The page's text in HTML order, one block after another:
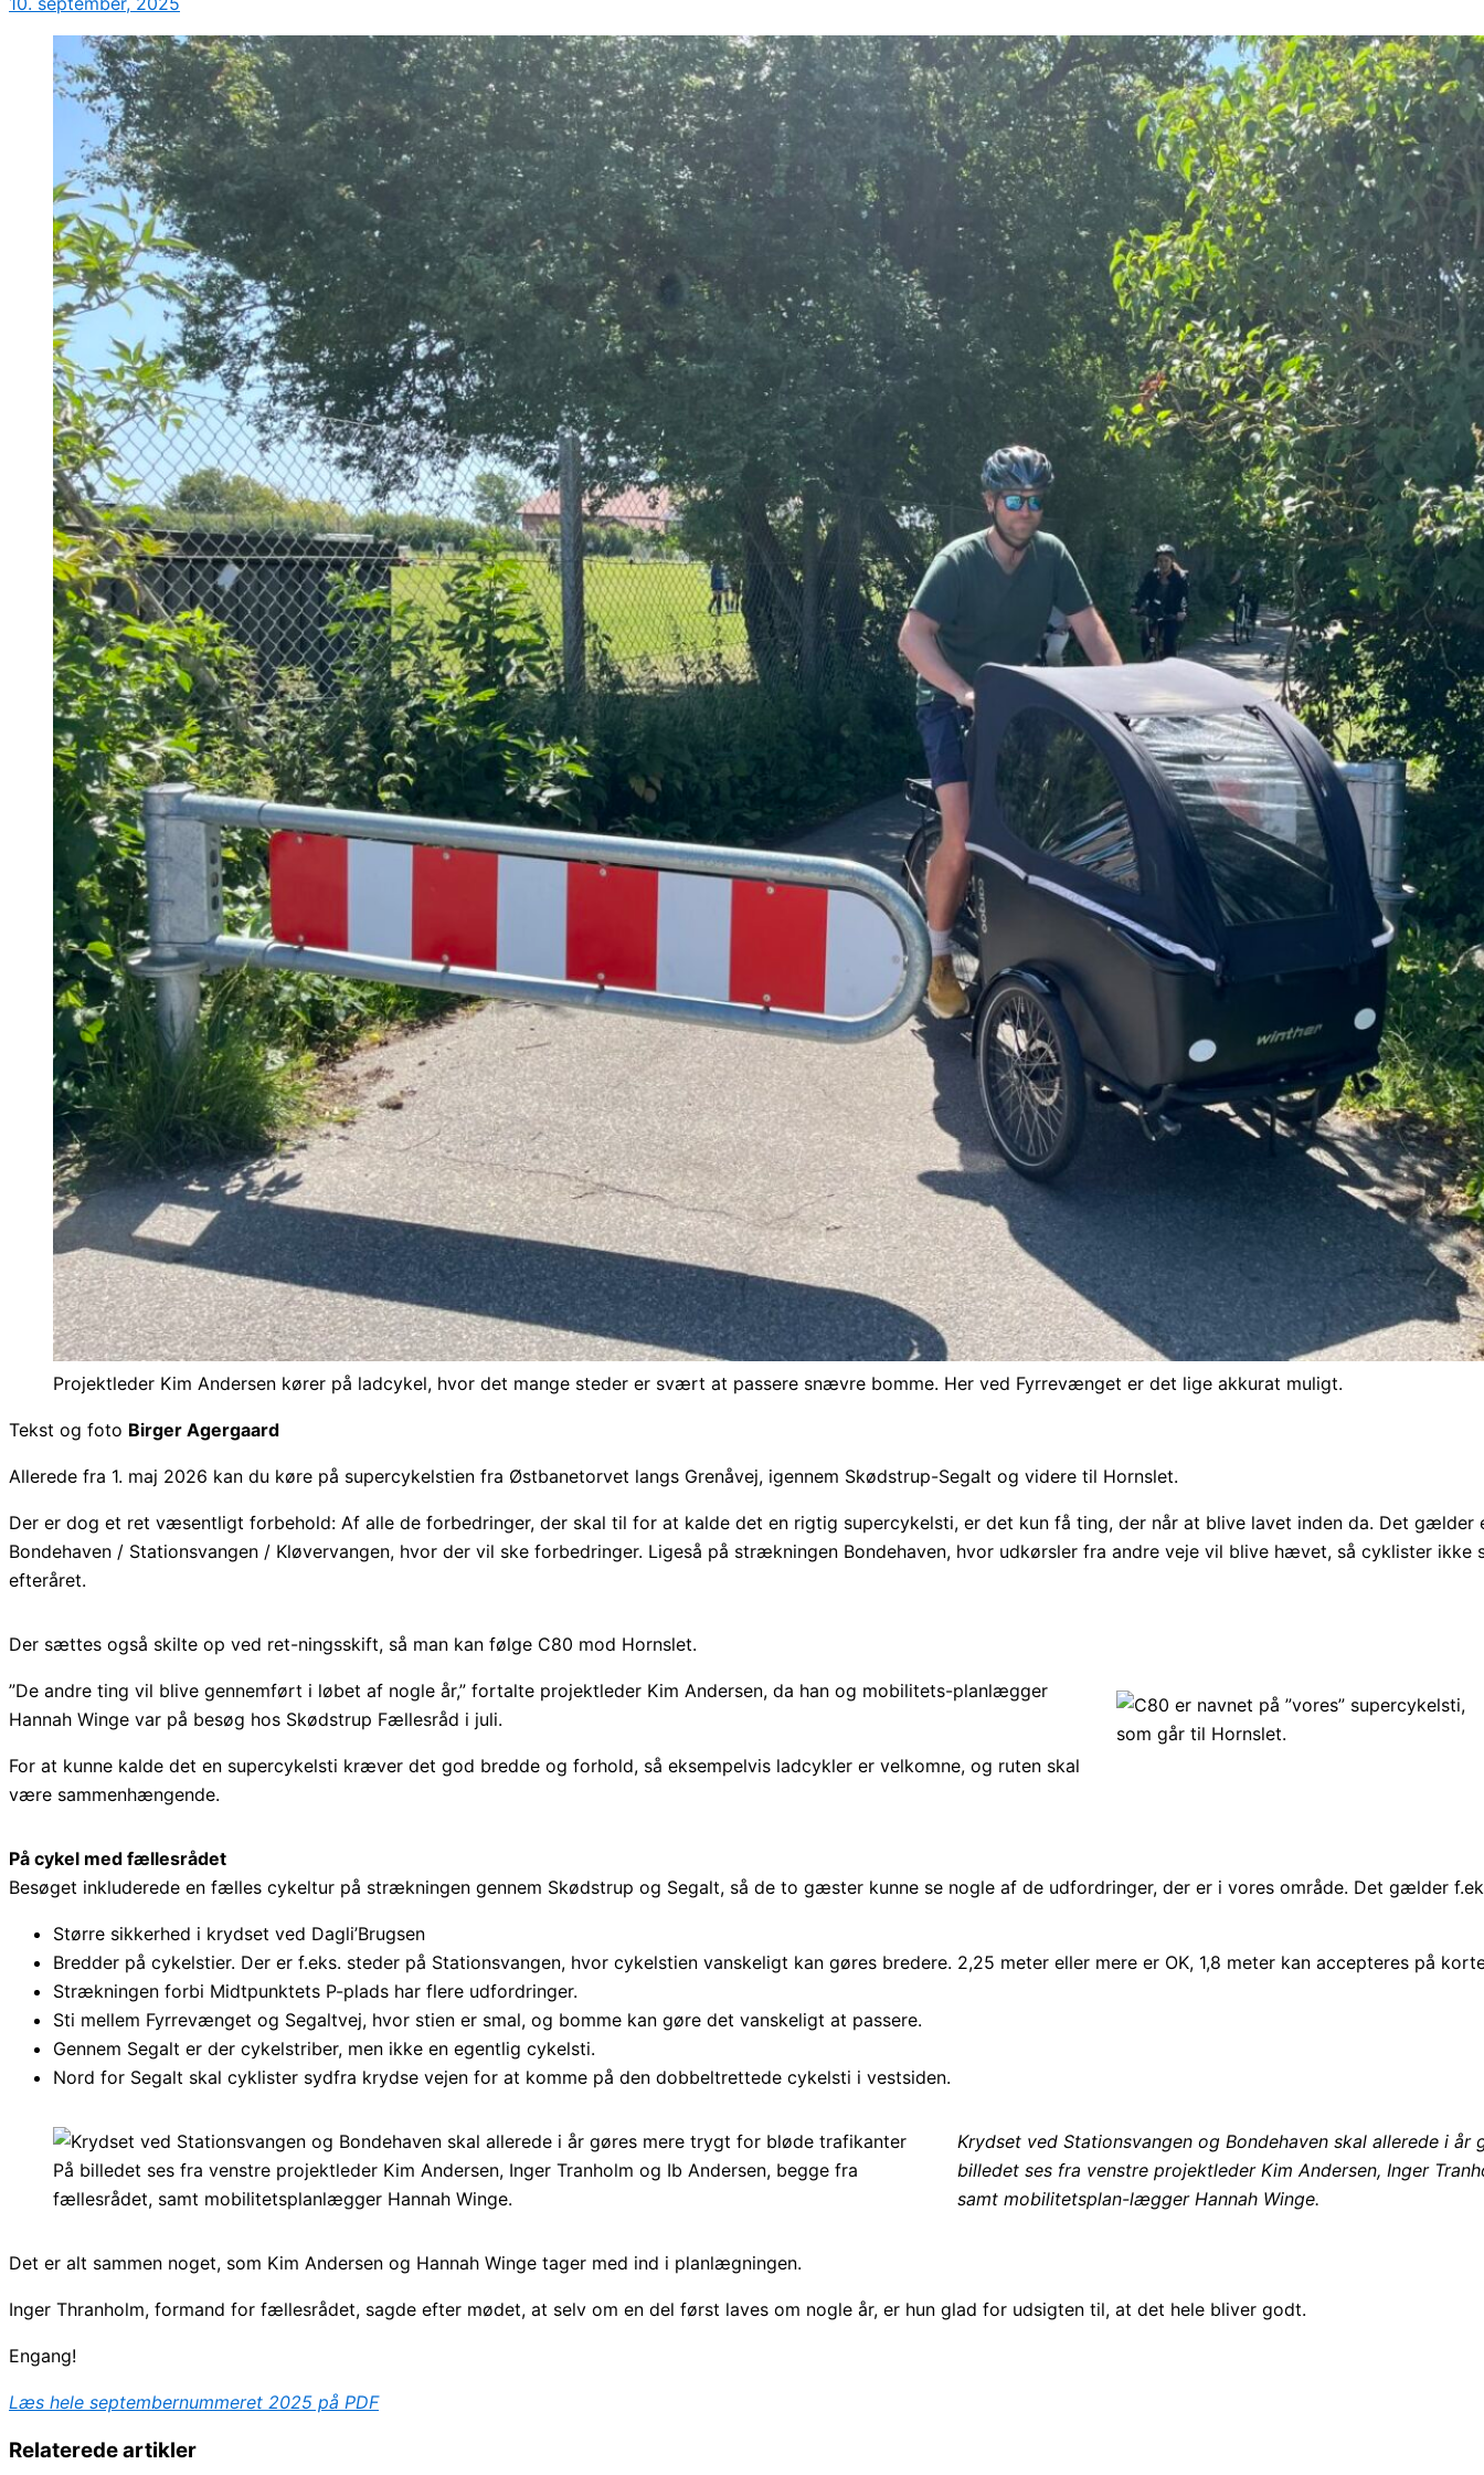
Projektleder Kim Andersen kører på ladcykel, hvor det mange steder er svært at passere snævre bomme. Her ved Fyrrevænget er det lige akkurat muligt.
Tekst og foto Birger Agergaard
Allerede fra 1. maj 2026 kan du køre på supercykelstien fra Østbanetorvet langs Grenåvej, igennem Skødstrup-Segalt og videre til Hornslet.
Der er dog et ret væsentligt forbehold: Af alle de forbedringer, der skal til for at kalde det en rigtig supercykelsti, er det kun få ting, der når at blive lavet inden da. Det gælder
Bondehaven / Stationsvangen / Kløvervangen, hvor der vil ske forbedringer. Ligeså på strækningen Bondehaven, hvor udkørsler fra andre veje vil blive hævet, så cyklister
efteråret.
Der sættes også skilte op ved ret-ningsskift, så man kan følge C80 mod Hornslet.
”De andre ting vil blive gennemført i løbet af nogle år,” fortalte projektleder Kim Andersen, da han og mobilitets-planlægger
Hannah Winge var på besøg hos Skødstrup Fællesråd i juli.
For at kunne kalde det en supercykelsti kræver det god bredde og forhold, så eksempelvis ladcykler er velkomne, og ruten skal
være sammenhængende.
På cykel med fællesrådet
Besøget inkluderede en fælles cykeltur på strækningen gennem Skødstrup og Segalt, så de to gæster kunne se nogle af de udfordringer, der er i vores område. Det gælder
Større sikkerhed i krydset ved Dagli’Brugsen
Bredder på cykelstier. Der er f.eks. steder på Stationsvangen, hvor cykelstien vanskeligt kan gøres bredere. 2,25 meter eller mere er OK, 1,8 meter kan accepteres på
Strækningen forbi Midtpunktets P-plads har flere udfordringer.
Sti mellem Fyrrevænget og Segaltvej, hvor stien er smal, og bomme kan gøre det vanskeligt at passere.
Gennem Segalt er der cykelstriber, men ikke en egentlig cykelsti.
Nord for Segalt skal cyklister sydfra krydse vejen for at komme på den dobbeltrettede cykelsti i vestsiden.
Krydset ved Stationsvangen og Bondehaven skal allerede i
billedet ses fra venstre projektleder Kim Andersen, Inger
samt mobilitetsplan-lægger Hannah Winge.
Det er alt sammen noget, som Kim Andersen og Hannah Winge tager med ind i planlægningen.
Inger Thranholm, formand for fællesrådet, sagde efter mødet, at selv om en del først laves om nogle år, er hun glad for udsigten til, at det hele bliver godt.
Engang!
Læs hele septembernummeret 2025 på PDF
Relaterede artikler